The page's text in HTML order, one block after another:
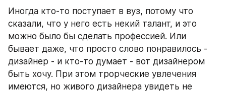
Иногда кто-то поступает в вуз, потому что
сказали, что у него есть некий талант, и это
можно было бы сделать профессией. Или
бывает даже, что просто слово понравилось -
дизайнер - и кто-то думает - вот дизайнером
быть хочу. При этом трорческие увлечения
имеются, но живого дизайнера увидеть не